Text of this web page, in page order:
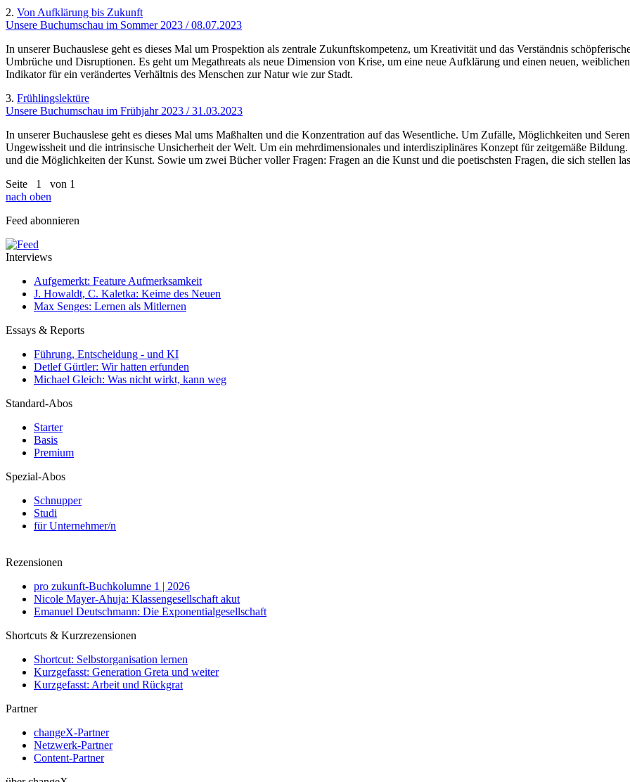
2. Von Aufklärung bis Zukunft
Unsere Buchumschau im Sommer 2023 / 08.07.2023
In unserer Buchauslese geht es dieses Mal um Prospektion als zentrale Zukunftskompetenz, um Kreativität und das Verständnis
Umbrüche und Disruptionen. Es geht um Megathreats als neue Dimension von Krise, um eine neue Aufklärung und einen neuen,
Indikator für ein verändertes Verhältnis des Menschen zur Natur wie zur Stadt.
3. Frühlingslektüre
Unsere Buchumschau im Frühjahr 2023 / 31.03.2023
In unserer Buchauslese geht es dieses Mal ums Maßhalten und die Konzentration auf das Wesentliche. Um Zufälle, Möglichkeiten und
Ungewissheit und die intrinsische Unsicherheit der Welt. Um ein mehrdimensionales und interdisziplinäres Konzept für zeitgemäße
und die Möglichkeiten der Kunst. Sowie um zwei Bücher voller Fragen: Fragen an die Kunst und die poetischsten Fragen, die sich stellen
Seite 1
von 1
nach oben
Feed abonnieren
Interviews
Aufgemerkt: Feature Aufmerksamkeit
J. Howaldt, C. Kaletka: Keime des Neuen
Max Senges: Lernen als Mitlernen
Essays & Reports
Führung, Entscheidung - und KI
Detlef Gürtler: Wir hatten erfunden
Michael Gleich: Was nicht wirkt, kann weg
Standard-Abos
Starter
Basis
Premium
Spezial-Abos
Schnupper
Studi
für Unternehmer/n
Rezensionen
pro zukunft-Buchkolumne 1 | 2026
Nicole Mayer-Ahuja: Klassengesellschaft akut
Emanuel Deutschmann: Die Exponentialgesellschaft
Shortcuts & Kurzrezensionen
Shortcut: Selbstorganisation lernen
Kurzgefasst: Generation Greta und weiter
Kurzgefasst: Arbeit und Rückgrat
Partner
changeX-Partner
Netzwerk-Partner
Content-Partner